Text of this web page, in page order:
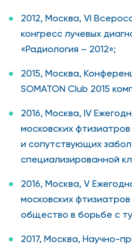
2012, Москва, VI
конгресс лучевых
«Радиология – 2012»;
2015, Москва,
SOMATON Club 2015
2016, Москва, IV
московских
и сопутствующих
специализированной
2016, Москва, V
московских
общество в борьбе с
2017, Москва, Научно-